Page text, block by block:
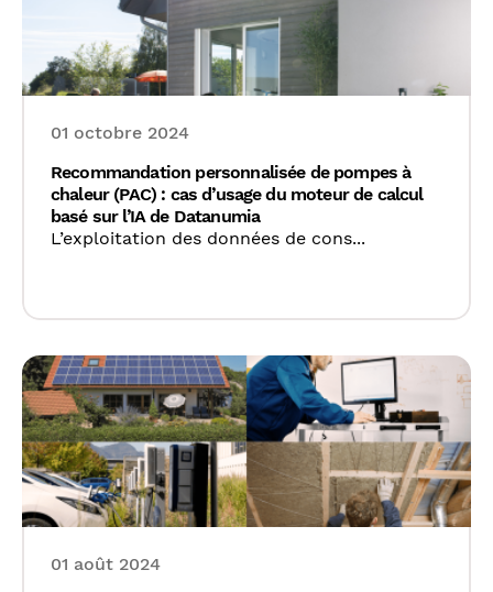
01 octobre 2024
Recommandation personnalisée de pompes à
chaleur (PAC) : cas d’usage du moteur de calcul
basé sur l’IA de Datanumia
L’exploitation des données de cons...
01 août 2024